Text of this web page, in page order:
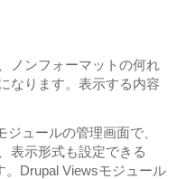
ノンフォーマットの何れ
なります。表示する内容
ュールの管理画面で、
表示形式も設定できる
Drupal Viewsモジュール